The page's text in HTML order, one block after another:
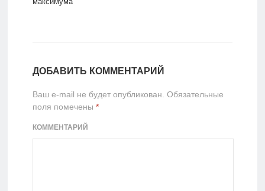
ДОБАВИТЬ КОММЕНТАРИЙ
Ваш e-mail не будет опубликован. Обязательные
поля помечены *
КОММЕНТАРИЙ